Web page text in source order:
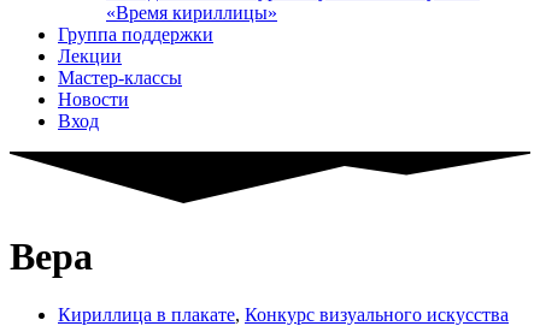
«Время кириллицы»
Группа поддержки
Лекции
Мастер-классы
Новости
Вход
Вера
Кириллица в плакате, Конкурс визуального искусства